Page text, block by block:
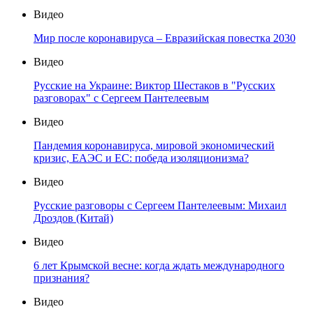
Видео
Мир после коронавируса – Евразийская повестка 2030
Видео
Русские на Украине: Виктор Шестаков в "Русских
разговорах" с Сергеем Пантелеевым
Видео
Пандемия коронавируса, мировой экономический
кризис, ЕАЭС и ЕС: победа изоляционизма?
Видео
Русские разговоры с Сергеем Пантелеевым: Михаил
Дроздов (Китай)
Видео
6 лет Крымской весне: когда ждать международного
признания?
Видео